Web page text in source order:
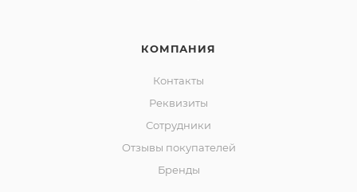
КОМПАНИЯ
Контакты
Реквизиты
Сотрудники
Отзывы покупателей
Бренды